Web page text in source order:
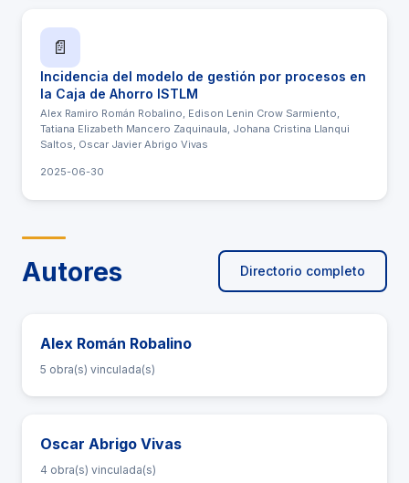
📄
Incidencia del modelo de gestión por procesos en
la Caja de Ahorro ISTLM
Alex Ramiro Román Robalino, Edison Lenin Crow Sarmiento,
Tatiana Elizabeth Mancero Zaquinaula, Johana Cristina Llanqui
Saltos, Oscar Javier Abrigo Vivas
2025-06-30
Autores Directorio completo
Alex Román Robalino
5 obra(s) vinculada(s)
Oscar Abrigo Vivas
4 obra(s) vinculada(s)